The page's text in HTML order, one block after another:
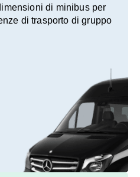
di minibus per
di trasporto di gruppo